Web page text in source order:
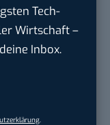
Tech-
Wirtschaft –
Inbox.
.
Product &
KGin
(m/w/d)